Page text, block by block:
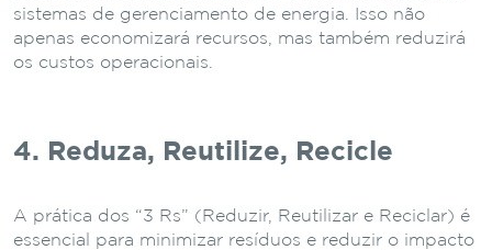
sistemas de gerenciamento de energia. Isso não
apenas economizará recursos, mas também reduzirá
os custos operacionais.
4. Reduza, Reutilize, Recicle
A prática dos “3 Rs” (Reduzir, Reutilizar e Reciclar) é
essencial para minimizar resíduos e reduzir o impacto